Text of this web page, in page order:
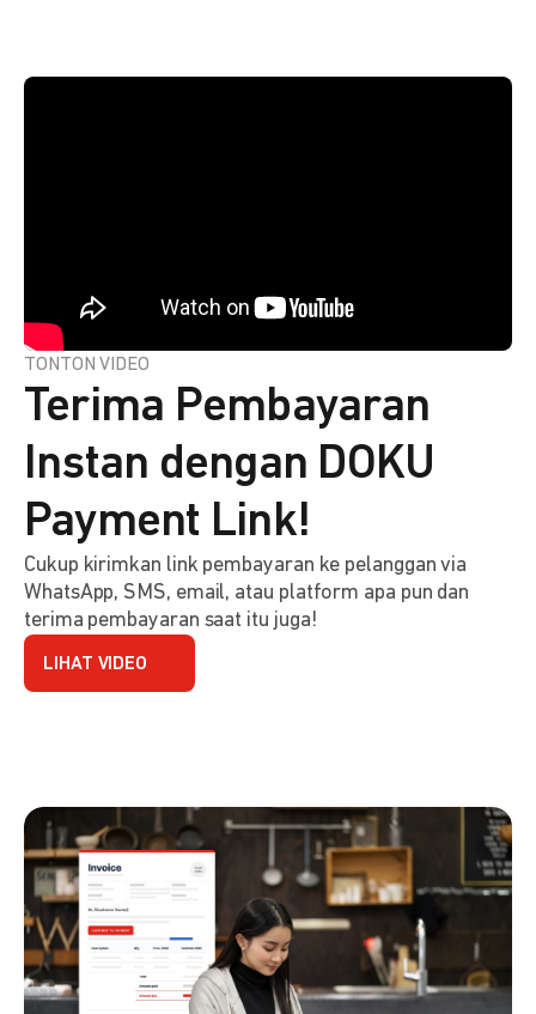
TONTON VIDEO
Terima Pembayaran
Instan dengan DOKU
Payment Link!
Cukup kirimkan link pembayaran ke pelanggan via
WhatsApp, SMS, email, atau platform apa pun dan
terima pembayaran saat itu juga!
LIHAT VIDEO